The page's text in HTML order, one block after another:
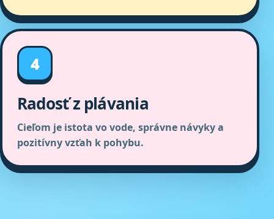
4
Radosť z plávania
Cieľom je istota vo vode, správne návyky a
pozitívny vzťah k pohybu.